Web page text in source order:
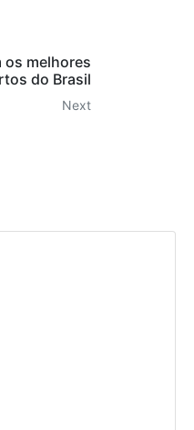
os melhores
do Brasil
Next